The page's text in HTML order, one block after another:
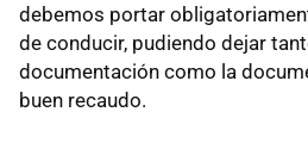
debemos portar
de conducir, pudiendo dejar
documentación como la
buen recaudo.